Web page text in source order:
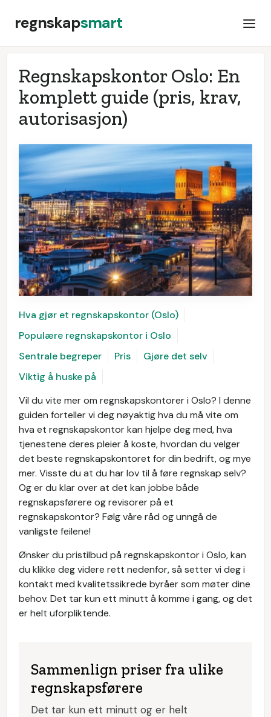
regnskapsmart
Regnskapskontor Oslo: En
komplett guide (pris, krav,
autorisasjon)
Hva gjør et regnskapskontor (Oslo)
Populære regnskapskontor i Oslo
Sentrale begreper
Pris
Gjøre det selv
Viktig å huske på
Vil du vite mer om regnskapskontorer i Oslo? I denne
guiden forteller vi deg nøyaktig hva du må vite om
hva et regnskapskontor kan hjelpe deg med, hva
tjenestene deres pleier å koste, hvordan du velger
det beste regnskapskontoret for din bedrift, og mye
mer. Visste du at du har lov til å føre regnskap selv?
Og er du klar over at det kan jobbe både
regnskapsførere og revisorer på et
regnskapskontor? Følg våre råd og unngå de
vanligste feilene!
Ønsker du pristilbud på regnskapskontor i Oslo, kan
du klikke deg videre rett nedenfor, så setter vi deg i
kontakt med kvalitetssikrede byråer som møter dine
behov. Det tar kun ett minutt å komme i gang, og det
er helt uforpliktende.
Sammenlign priser fra ulike
regnskapsførere
Det tar kun ett minutt og er helt